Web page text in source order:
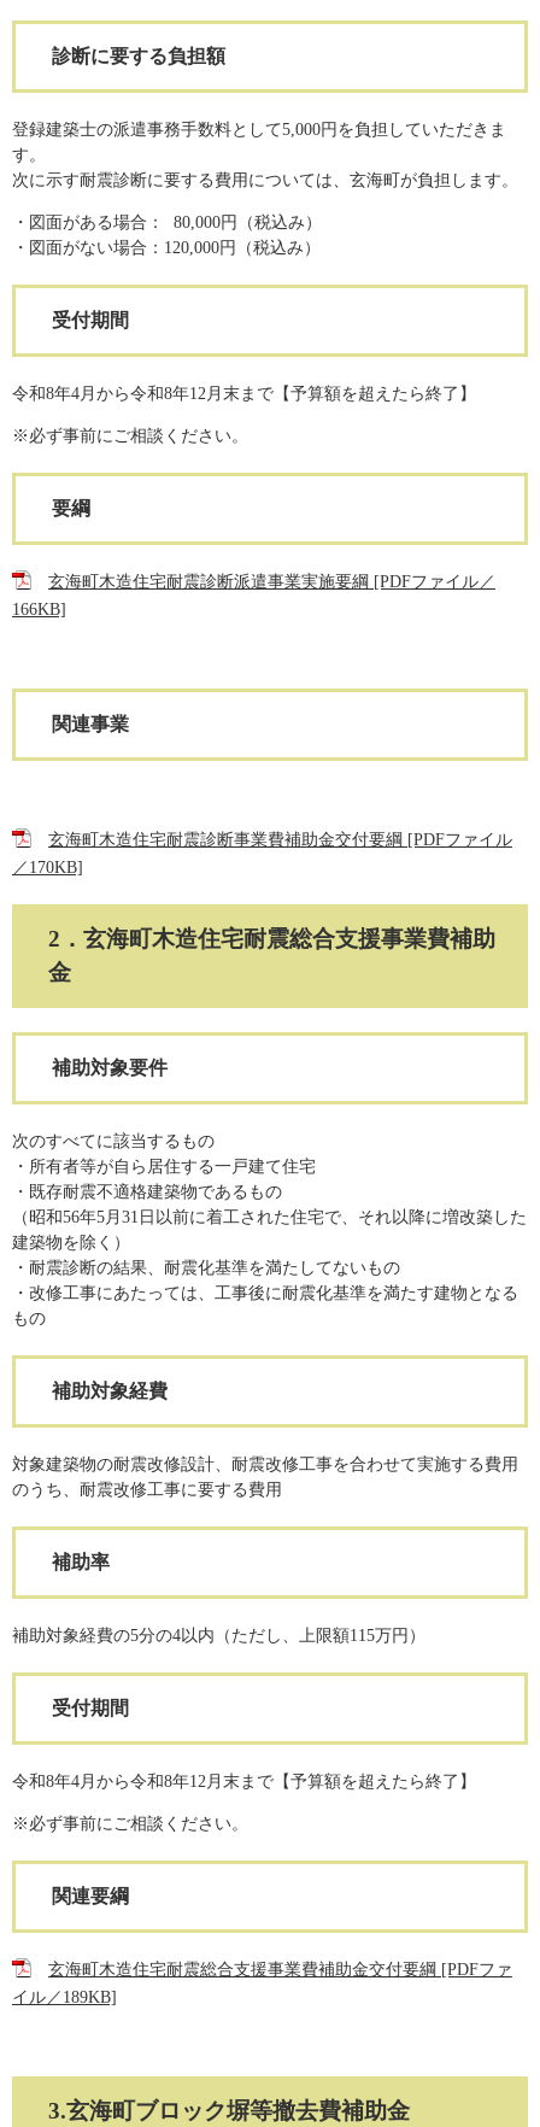
診断に要する負担額
登録建築士の派遣事務手数料として5,000円を負担していただきま
す。
次に示す耐震診断に要する費用については、玄海町が負担します。
・図面がある場合： 80,000円（税込み）
・図面がない場合：120,000円（税込み）
受付期間
令和8年4月から令和8年12月末まで【予算額を超えたら終了】
※必ず事前にご相談ください。
要綱
玄海町木造住宅耐震診断派遣事業実施要綱 [PDFファイル／
166KB]
関連事業
玄海町木造住宅耐震診断事業費補助金交付要綱 [PDFファイル
／170KB]
2．玄海町木造住宅耐震総合支援事業費補助
金
補助対象要件
次のすべてに該当するもの
・所有者等が自ら居住する一戸建て住宅
・既存耐震不適格建築物であるもの
（昭和56年5月31日以前に着工された住宅で、それ以降に増改築した
建築物を除く）
・耐震診断の結果、耐震化基準を満たしてないもの
・改修工事にあたっては、工事後に耐震化基準を満たす建物となる
もの
補助対象経費
対象建築物の耐震改修設計、耐震改修工事を合わせて実施する費用
のうち、耐震改修工事に要する費用
補助率
補助対象経費の5分の4以内（ただし、上限額115万円）
受付期間
令和8年4月から令和8年12月末まで【予算額を超えたら終了】
※必ず事前にご相談ください。
関連要綱
玄海町木造住宅耐震総合支援事業費補助金交付要綱 [PDFファ
イル／189KB]
3.玄海町ブロック塀等撤去費補助金